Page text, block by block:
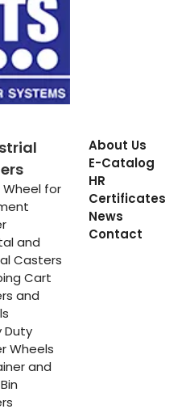
Wheel for
and
Casters
Cart
and
Duty
Wheels
and
About Us
E-Catalog
HR
Certificates
News
Contact